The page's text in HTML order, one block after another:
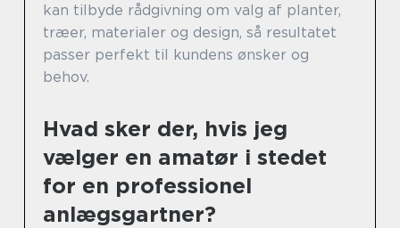
kan tilbyde rådgivning om valg af planter,
træer, materialer og design, så resultatet
passer perfekt til kundens ønsker og
behov.
Hvad sker der, hvis jeg
vælger en amatør i stedet
for en professionel
anlægsgartner?